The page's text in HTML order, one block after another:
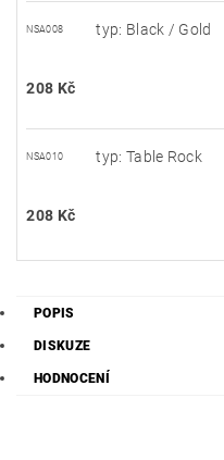
NSA008 typ: Black / Gold
208 Kč
NSA010 typ: Table Rock
208 Kč
POPIS
DISKUZE
HODNOCENÍ